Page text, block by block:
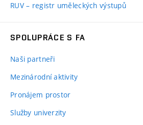
RUV – registr uměleckých výstupů
SPOLUPRÁCE S FA
Naši partneři
Mezinárodní aktivity
Pronájem prostor
Služby univerzity